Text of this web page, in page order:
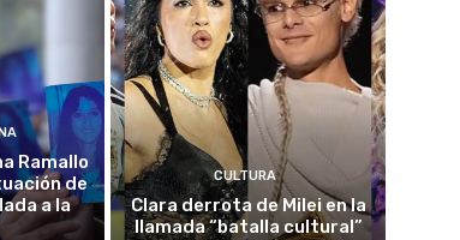
Ramallo
de
a la
CULTURA
Clara derrota de Milei en la
llamada “batalla cultural”